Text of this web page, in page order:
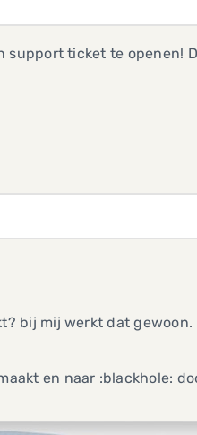
support ticket te openen!
bij mij werkt dat gewoon.
en naar :blackhole: